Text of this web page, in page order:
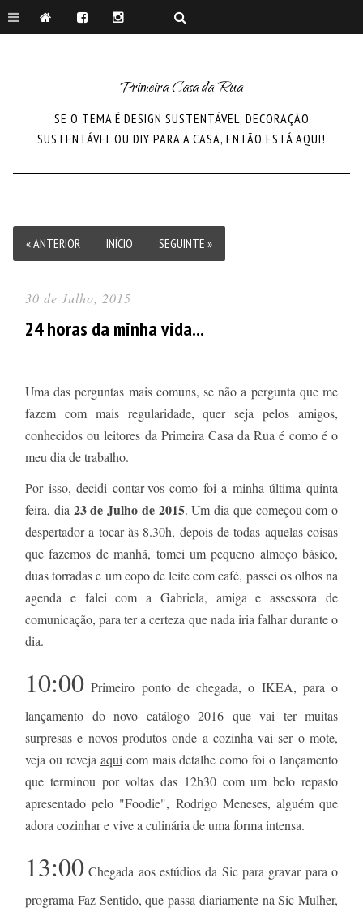
Primeira Casa da Rua
SE O TEMA É DESIGN SUSTENTÁVEL, DECORAÇÃO
SUSTENTÁVEL OU DIY PARA A CASA, ENTÃO ESTÁ AQUI!
« ANTERIOR INÍCIO SEGUINTE »
30 de Julho, 2015
24 horas da minha vida...
Uma das perguntas mais comuns, se não a pergunta que me
fazem com mais regularidade, quer seja pelos amigos,
conhecidos ou leitores da Primeira Casa da Rua é como é o
meu dia de trabalho.
Por isso, decidi contar-vos como foi a minha última quinta
feira, dia 23 de Julho de 2015. Um dia que começou com o
despertador a tocar às 8.30h, depois de todas aquelas coisas
que fazemos de manhã, tomei um pequeno almoço básico,
duas torradas e um copo de leite com café, passei os olhos na
agenda e falei com a Gabriela, amiga e assessora de
comunicação, para ter a certeza que nada iria falhar durante o
dia.
10:00 Primeiro ponto de chegada, o IKEA, para o
lançamento do novo catálogo 2016 que vai ter muitas
surpresas e novos produtos onde a cozinha vai ser o mote,
veja ou reveja aqui com mais detalhe como foi o lançamento
que terminou por voltas das 12h30 com um belo repasto
apresentado pelo "Foodie", Rodrigo Meneses, alguém que
adora cozinhar e vive a culinária de uma forma intensa.
13:00 Chegada aos estúdios da Sic para gravar para o
programa Faz Sentido, que passa diariamente naSic Mulher,